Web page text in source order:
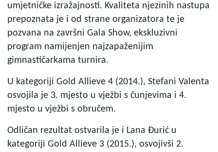
umjetničke izražajnosti. Kvaliteta njezinih nastupa
prepoznata je i od strane organizatora te je
pozvana na završni Gala Show, ekskluzivni
program namijenjen najzapaženijim
gimnastičarkama turnira.
U kategoriji Gold Allieve 4 (2014.), Stefani Valenta
osvojila je 3. mjesto u vježbi s čunjevima i 4.
mjesto u vježbi s obručem.
Odličan rezultat ostvarila je i Lana Đurić u
kategoriji Gold Allieve 3 (2015.), osvojivši 2.